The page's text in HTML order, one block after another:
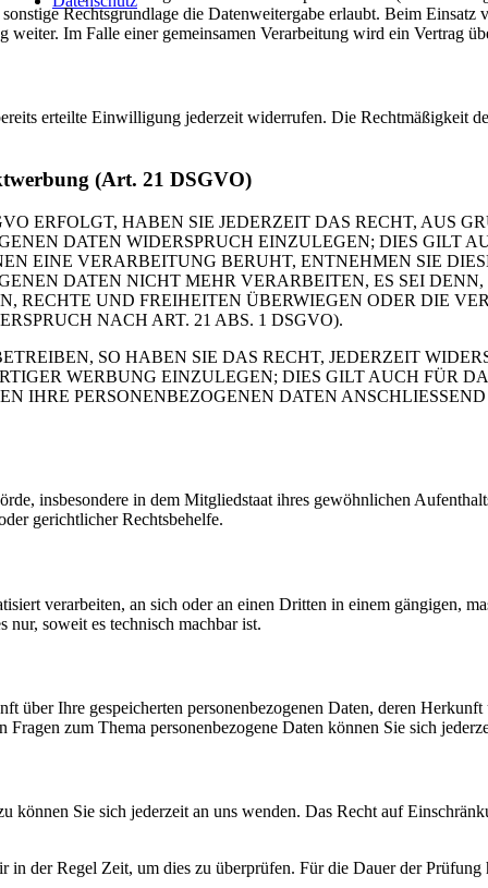
Rechtsgrundlage die Datenweitergabe erlaubt. Beim Einsatz
Im Falle einer gemeinsamen Verarbeitung wird ein Vertrag
erteilte Einwilligung jederzeit widerrufen. Die Rechtmäßigkeit
(Art. 21 DSGVO)
ERFOLGT, HABEN SIE JEDERZEIT DAS RECHT, AUS
DATEN WIDERSPRUCH EINZULEGEN; DIES GILT
EINE VERARBEITUNG BERUHT, ENTNEHMEN SIE
DATEN NICHT MEHR VERARBEITEN, ES SEI
RECHTE UND FREIHEITEN ÜBERWIEGEN ODER DIE
NACH ART. 21 ABS. 1 DSGVO).
SO HABEN SIE DAS RECHT, JEDERZEIT
WERBUNG EINZULEGEN; DIES GILT AUCH FÜR
IHRE PERSONENBEZOGENEN DATEN
insbesondere in dem Mitgliedstaat ihres gewöhnlichen
gerichtlicher Rechtsbehelfe.
verarbeiten, an sich oder an einen Dritten in einem gängigen,
soweit es technisch machbar ist.
über Ihre gespeicherten personenbezogenen Daten, deren
zum Thema personenbezogene Daten können Sie sich
Sie sich jederzeit an uns wenden. Das Recht auf
der Regel Zeit, um dies zu überprüfen. Für die Dauer der